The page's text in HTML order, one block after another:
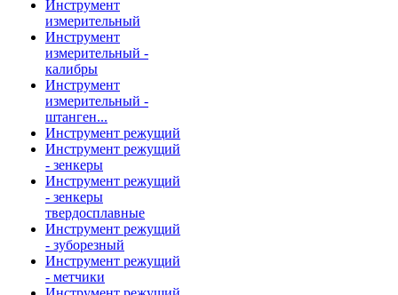
Инструмент
измерительный
Инструмент
измерительный -
калибры
Инструмент
измерительный -
штанген...
Инструмент режущий
Инструмент режущий
- зенкеры
Инструмент режущий
- зенкеры
твердосплавные
Инструмент режущий
- зуборезный
Инструмент режущий
- метчики